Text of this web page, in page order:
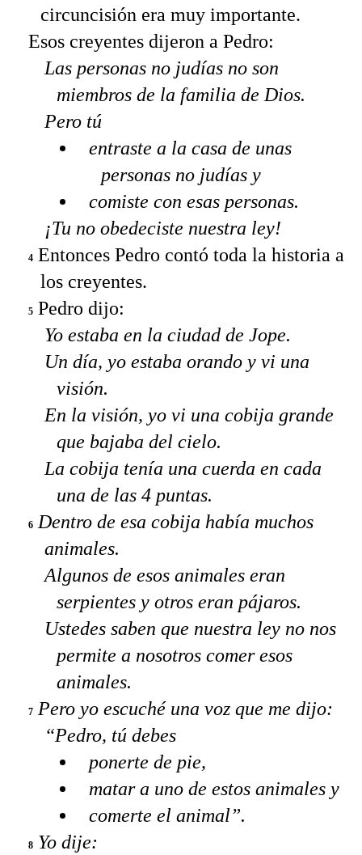
circuncisión era muy importante.
Esos creyentes dijeron a Pedro:
Las personas no judías no son
miembros de la familia de Dios.
Pero tú
entraste a la casa de unas
personas no judías y
comiste con esas personas.
¡Tu no obedeciste nuestra ley!
4 Entonces Pedro contó toda la historia a
los creyentes.
5 Pedro dijo:
Yo estaba en la ciudad de Jope.
Un día, yo estaba orando y vi una
visión.
En la visión, yo vi una cobija grande
que bajaba del cielo.
La cobija tenía una cuerda en cada
una de las 4 puntas.
6 Dentro de esa cobija había muchos
animales.
Algunos de esos animales eran
serpientes y otros eran pájaros.
Ustedes saben que nuestra ley no nos
permite a nosotros comer esos
animales.
7 Pero yo escuché una voz que me dijo:
“Pedro, tú debes
ponerte de pie,
matar a uno de estos animales y
comerte el animal”.
8 Yo dije: